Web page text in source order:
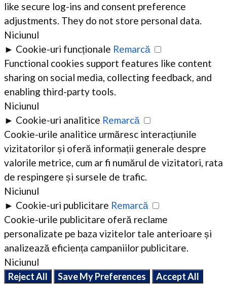
like secure log-ins and consent preference
adjustments. They do not store personal data.
Niciunul
► Cookie-uri funcționale Remarcă
Functional cookies support features like content
sharing on social media, collecting feedback, and
enabling third-party tools.
Niciunul
► Cookie-uri analitice Remarcă
Cookie-urile analitice urmăresc interacțiunile
vizitatorilor și oferă informații generale despre
valorile metrice, cum ar fi numărul de vizitatori, rata
de respingere și sursele de trafic.
Niciunul
► Cookie-uri publicitare Remarcă
Cookie-urile publicitare oferă reclame
personalizate pe baza vizitelor tale anterioare și
analizează eficiența campaniilor publicitare.
Niciunul
Reject All Save My Preferences Accept All